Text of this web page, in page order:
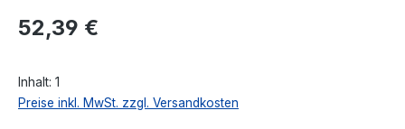
Regulärer Preis:
52,39 €
Inhalt: 1
Preise inkl. MwSt. zzgl. Versandkosten